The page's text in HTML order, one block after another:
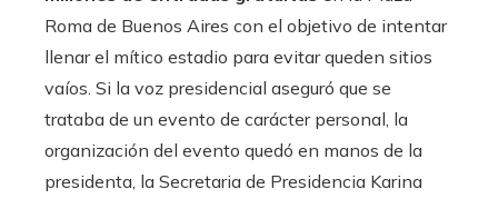
Roma de Buenos Aires con el objetivo de intentar
llenar el mítico estadio para evitar queden sitios
vaíos. Si la voz presidencial aseguró que se
trataba de un evento de carácter personal, la
organización del evento quedó en manos de la
presidenta, la Secretaria de Presidencia Karina